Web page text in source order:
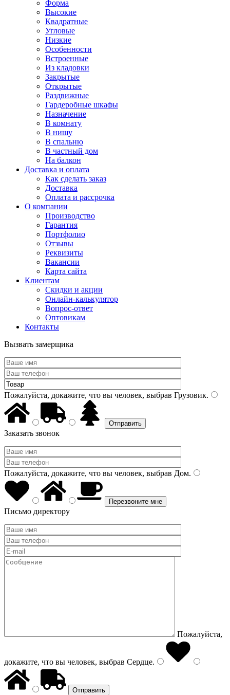
Форма
Высокие
Квадратные
Угловые
Низкие
Особенности
Встроенные
Из кладовки
Закрытые
Открытые
Раздвижные
Гардеробные шкафы
Назначение
В комнату
В нишу
В спальню
В частный дом
На балкон
Доставка и оплата
Как сделать заказ
Доставка
Оплата и рассрочка
О компании
Производство
Гарантия
Портфолио
Отзывы
Реквизиты
Вакансии
Карта сайта
Клиентам
Скидки и акции
Онлайн-калькулятор
Вопрос-ответ
Оптовикам
Контакты
Вызвать замерщика
Пожалуйста, докажите, что вы человек, выбрав Грузовик.
Заказать звонок
Пожалуйста, докажите, что вы человек, выбрав Дом.
Письмо директору
Пожалуйста,
докажите, что вы человек, выбрав Сердце.